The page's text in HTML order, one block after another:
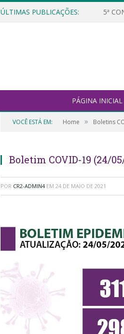
ÚLTIMAS PUBLICAÇÕES: 5ª
PÁGINA INICIAL
VOCÊ ESTÁ EM: Home » Boletins
Boletim COVID-19 (24/
POR CR2-ADMIN4 EM 24 DE MAIO DE 2021